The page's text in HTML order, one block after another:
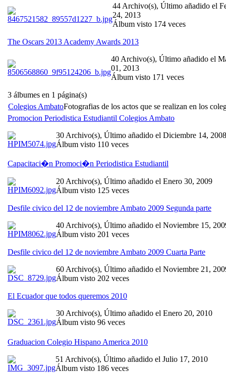
44 Archivo(s), Último añadido el
24, 2013
Álbum visto 174 veces
The Oscars 2013 Academy Awards 2013
40 Archivo(s), Último añadido el
01, 2013
Álbum visto 171 veces
3 álbumes en 1 página(s)
Colegios AmbatoFotografias de los actos que se realizan en los
Promocion Periodistica Estudiantil Colegios Ambato
30 Archivo(s), Último añadido el Diciembre 14, 2008
Álbum visto 110 veces
Capacitaci�n Promoci�n Periodistica Estudiantil
20 Archivo(s), Último añadido el Enero 30, 2009
Álbum visto 125 veces
Desfile civico del 12 de noviembre Ambato 2009 Segunda parte
40 Archivo(s), Último añadido el Noviembre 15,
Álbum visto 201 veces
Desfile civico del 12 de noviembre Ambato 2009 Cuarta Parte
60 Archivo(s), Último añadido el Noviembre 21,
Álbum visto 202 veces
El Ecuador que todos queremos 2010
30 Archivo(s), Último añadido el Enero 20, 2010
Álbum visto 96 veces
Graduacion Colegio Hispano America 2010
51 Archivo(s), Último añadido el Julio 17, 2010
Álbum visto 186 veces